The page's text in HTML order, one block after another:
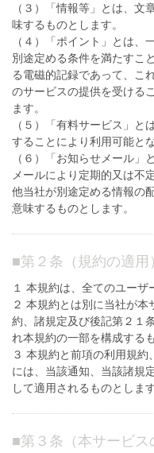
（３）「情報等」とは、
味するものとします。
（４）「ポイント」とは
別途定める条件を満たすこ
る電磁的記録であって、こ
のサービスの提供を受ける
ます。
（５）「有料サービス」と
することにより利用可能と
（６）「お知らせメール
メールにより定期的又は不
他当社が別途定める情報の
意味するものとします。
■第２条（規約の適用
１ 本規約は、全てのユーザ
２ 本規約とは別に当社が
約、諸規定及び後記第２１
れ本規約の一部を構成する
３ 本規約と前項の利用規
には、当該通知、当該諸規
して適用されるものとします
■第３条（本サービス